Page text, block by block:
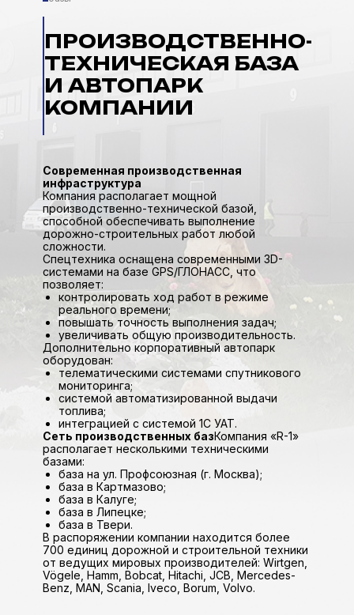
ПРОИЗВОДСТВЕННО-
ТЕХНИЧЕСКАЯ БАЗА
И АВТОПАРК
КОМПАНИИ
Современная производственная
инфраструктура
Компания располагает мощной
производственно-технической базой,
способной обеспечивать выполнение
дорожно-строительных работ любой
сложности.
Спецтехника оснащена современными 3D-
системами на базе GPS/ГЛОНАСС, что
позволяет:
контролировать ход работ в режиме
реального времени;
повышать точность выполнения задач;
увеличивать общую производительность.
Дополнительно корпоративный автопарк
оборудован:
телематическими системами спутникового
мониторинга;
системой автоматизированной выдачи
топлива;
интеграцией с системой 1С УАТ.
Сеть производственных базКомпания «R-1»
располагает несколькими техническими
базами:
база на ул. Профсоюзная (г. Москва);
база в Картмазово;
база в Калуге;
база в Липецке;
база в Твери.
В распоряжении компании находится более
700 единиц дорожной и строительной техники
от ведущих мировых производителей: Wirtgen,
Vögele, Hamm, Bobcat, Hitachi, JCB, Mercedes-
Benz, MAN, Scania, Iveco, Borum, Volvo.